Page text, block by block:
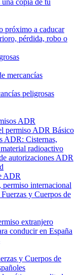
una copia de tu
próximo a caducar
pérdida, robo o
mercancías
peligrosas
ADR
permiso ADR Básico
ADR: Cisternas,
radioactivo
autorizaciones ADR
ADR
internacional
y Cuerpos de
extranjero
conducir en España
y Cuerpos de